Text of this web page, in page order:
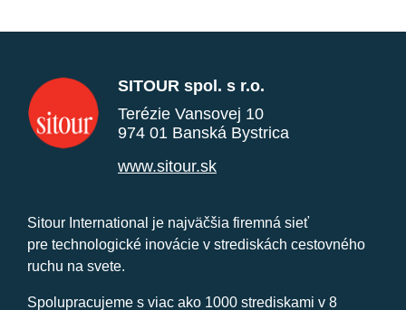
SITOUR spol. s r.o.
Terézie Vansovej 10
974 01 Banská Bystrica
www.sitour.sk
Sitour International je najväčšia firemná sieť
pre technologické inovácie v strediskách cestovného
ruchu na svete.
Spolupracujeme s viac ako 1000 strediskami v 8